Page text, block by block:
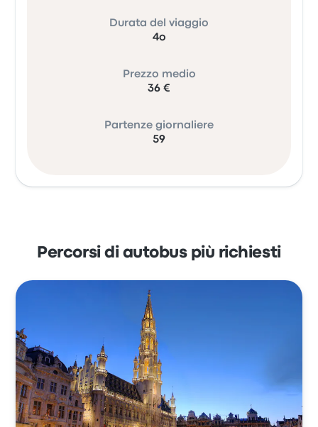
Durata del viaggio
4o
Prezzo medio
36 €
Partenze giornaliere
59
Percorsi di autobus più richiesti